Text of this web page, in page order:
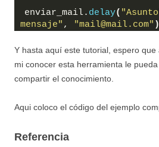
enviar_mail. delay(
mensaje" , "mail@mail.com" )
Y hasta aquí este tutorial, espero que
mi conocer esta herramienta le
compartir el conocimiento.
Aqui coloco el código del ejemplo
Referencia